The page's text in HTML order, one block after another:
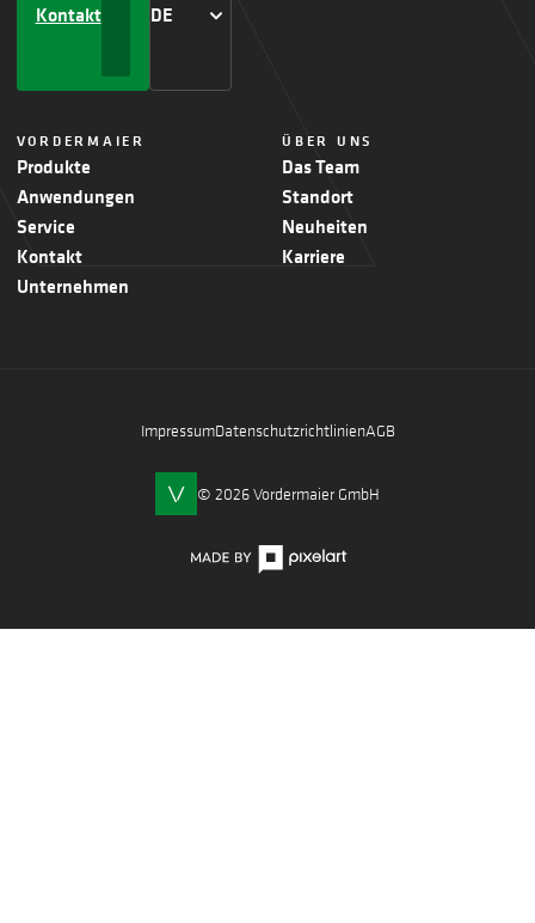
Kontakt DE
VORDERMAIER
Produkte
Anwendungen
Service
Kontakt
Unternehmen
ÜBER UNS
Das Team
Standort
Neuheiten
Karriere
ImpressumDatenschutzrichtlinienAGB
© 2026 Vordermaier GmbH